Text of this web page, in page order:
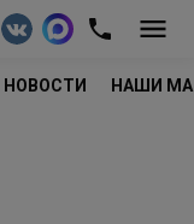
НОВОСТИ НАШИ